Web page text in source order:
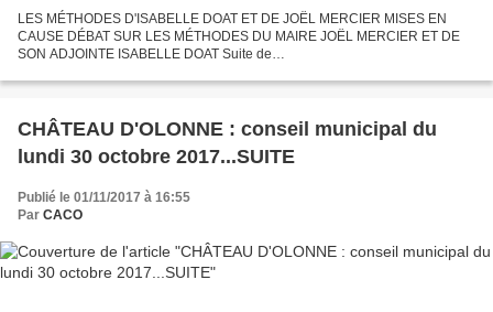
LES MÉTHODES D'ISABELLE DOAT ET DE JOËL MERCIER MISES EN
CAUSE DÉBAT SUR LES MÉTHODES DU MAIRE JOËL MERCIER ET DE
SON ADJOINTE ISABELLE DOAT Suite de
octobre-2010.html C'est l'élu...
CHÂTEAU D'OLONNE : conseil municipal du
lundi 30 octobre 2017...SUITE
Publié le 01/11/2017 à 16:55
Par CACO